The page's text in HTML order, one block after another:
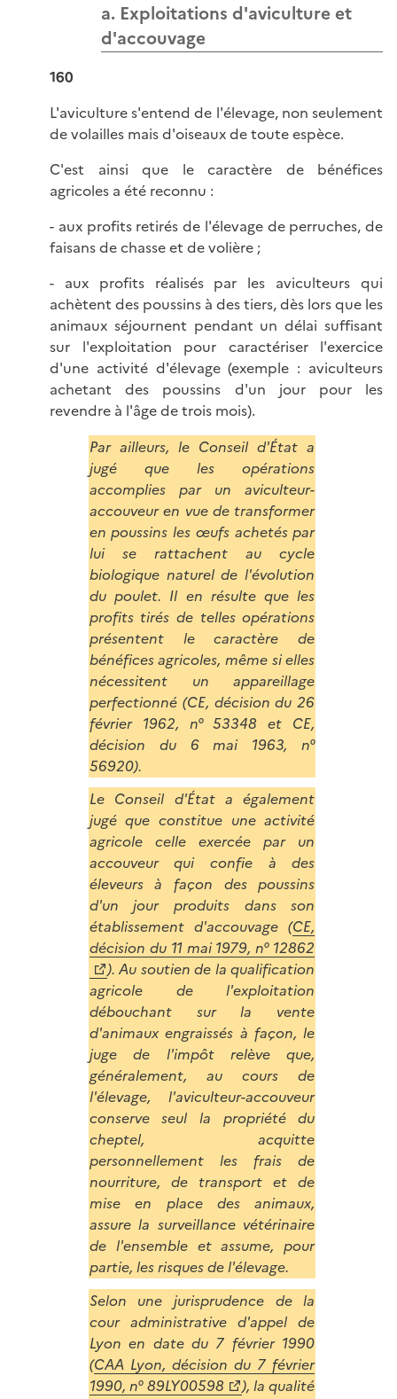
a. Exploitations d'aviculture et
d'accouvage
160
L'aviculture s'entend de l'élevage, non seulement
de volailles mais d'oiseaux de toute espèce.
C'est ainsi que le caractère de bénéfices
agricoles a été reconnu :
- aux profits retirés de l'élevage de perruches, de
faisans de chasse et de volière ;
- aux profits réalisés par les aviculteurs qui
achètent des poussins à des tiers, dès lors que les
animaux séjournent pendant un délai suffisant
sur l'exploitation pour caractériser l'exercice
d'une activité d'élevage (exemple : aviculteurs
achetant des poussins d'un jour pour les
revendre à l'âge de trois mois).
Par ailleurs, le Conseil d'État a
jugé que les opérations
accomplies par un aviculteur-
accouveur en vue de transformer
en poussins les œufs achetés par
lui se rattachent au cycle
biologique naturel de l'évolution
du poulet. Il en résulte que les
profits tirés de telles opérations
présentent le caractère de
bénéfices agricoles, même si elles
nécessitent un appareillage
perfectionné (CE, décision du 26
février 1962, n° 53348 et CE,
décision du 6 mai 1963, n°
56920).
Le Conseil d'État a également
jugé que constitue une activité
agricole celle exercée par un
accouveur qui confie à des
éleveurs à façon des poussins
d'un jour produits dans son
établissement d'accouvage (CE,
décision du 11 mai 1979, n° 12862
). Au soutien de la qualification
agricole de l'exploitation
débouchant sur la vente
d'animaux engraissés à façon, le
juge de l'impôt relève que,
généralement, au cours de
l'élevage, l'aviculteur-accouveur
conserve seul la propriété du
cheptel, acquitte
personnellement les frais de
nourriture, de transport et de
mise en place des animaux,
assure la surveillance vétérinaire
de l'ensemble et assume, pour
partie, les risques de l'élevage.
Selon une jurisprudence de la
cour administrative d'appel de
Lyon en date du 7 février 1990
(CAA Lyon, décision du 7 février
1990, n° 89LY00598
), la qualité